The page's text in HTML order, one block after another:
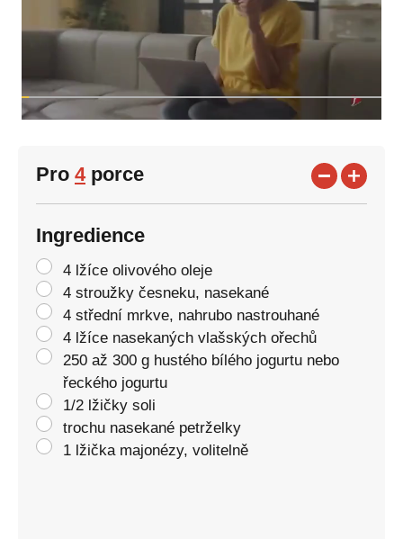
Pro 4porce
Ingredience
4 lžíce olivového oleje
4 stroužky česneku, nasekané
4 střední mrkve, nahrubo nastrouhané
4 lžíce nasekaných vlašských ořechů
250 až 300 g hustého bílého jogurtu nebo
řeckého jogurtu
1/2 lžičky soli
trochu nasekané petrželky
1 lžička majonézy, volitelně